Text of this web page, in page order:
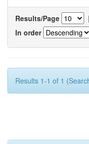
Results/Page |
In order
Results 1-1 of 1